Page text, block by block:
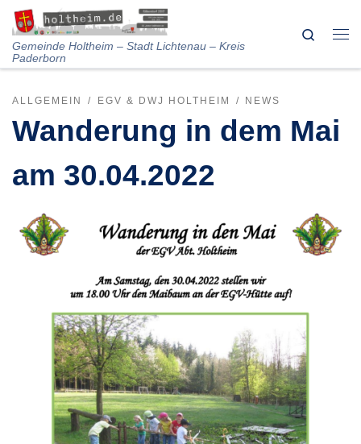
Skip to content
Gemeinde Holtheim – Stadt Lichtenau – Kreis
Paderborn
Search
ALLGEMEIN EGV & DWJ HOLTHEIM NEWS
Wanderung in dem Mai
am 30.04.2022